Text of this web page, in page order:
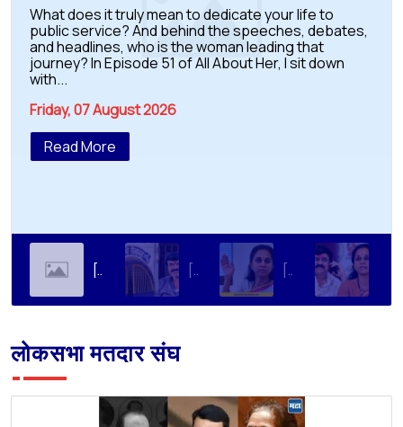
What does it truly mean to dedicate your life to
public service? And behind the speeches, debates,
and headlines, who is the woman leading that
journey? In Episode 51 of All About Her, I sit down
with...
Friday, 07 August 2026
Read More
[Soha Ali Khan]Supriya Sule on Family, Power & Politics | Soha Ali Khan | Supriya Sule | All About Her [Loksatta]संतोष देशमुख हत्या प्रकरण : वाल्मिक कराडची रवानगी नागपूर कारागृहात करण्याची सुप्रिया सुळेंची मागणी [Dainik Prabhat]‘वाल्मिक कराडला बीड कारागृहातून नागपूरला हलवा’; सुप्रिया सुळेंची मुख्यमंत्र्यांकडे मोठी मागणी
लोकसभा मतदार संघ